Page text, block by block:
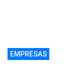
EMPRESAS